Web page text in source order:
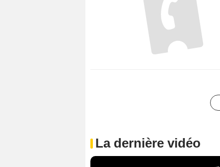
La dernière vidéo